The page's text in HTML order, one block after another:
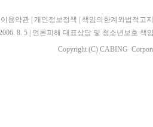
이용약관 개인정보정책
책임의한계와법적고지
8. 5
언론피해 대표상담 및 청소년보호 책
Copyright (C) CABING